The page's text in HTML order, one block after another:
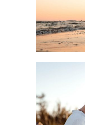
Pourquoi tes
pour